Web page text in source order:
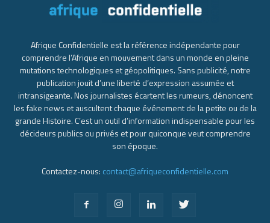
Afrique Confidentielle est la référence indépendante pour
comprendre l’Afrique en mouvement dans un monde en pleine
mutations technologiques et géopolitiques. Sans publicité, notre
publication jouit d’une liberté d’expression assumée et
intransigeante. Nos journalistes écartent les rumeurs, dénoncent
les fake news et auscultent chaque événement de la petite ou de la
grande Histoire. C’est un outil d’information indispensable pour les
décideurs publics ou privés et pour quiconque veut comprendre
son époque.
Contactez-nous: contact@afriqueconfidentielle.com